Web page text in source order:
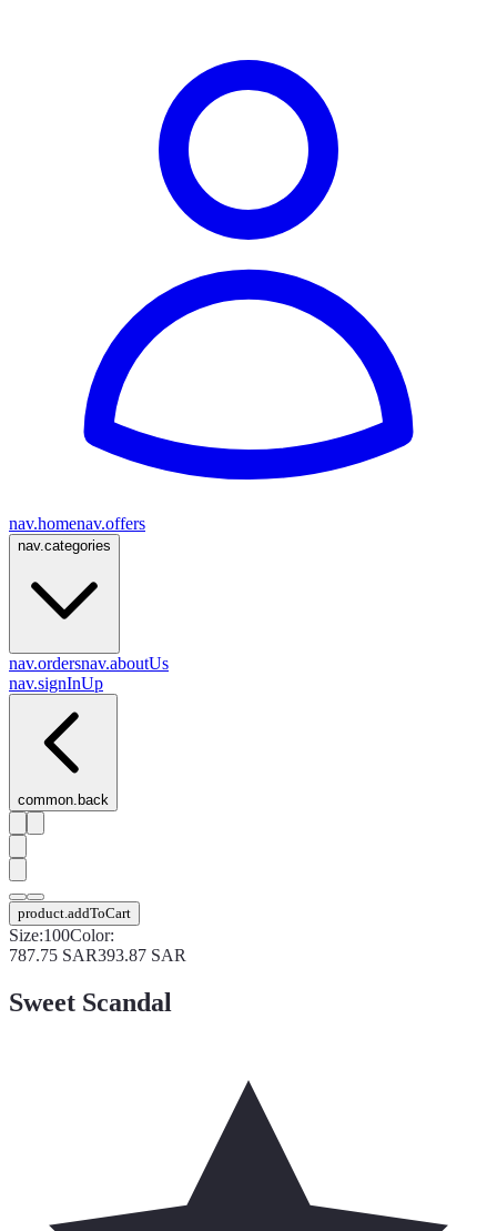
nav.homenav.offers
nav.categories
nav.ordersnav.aboutUs
nav.signInUp
common.back
product.addToCart
Size:100Color:
787.75 SAR393.87 SAR
Sweet Scandal